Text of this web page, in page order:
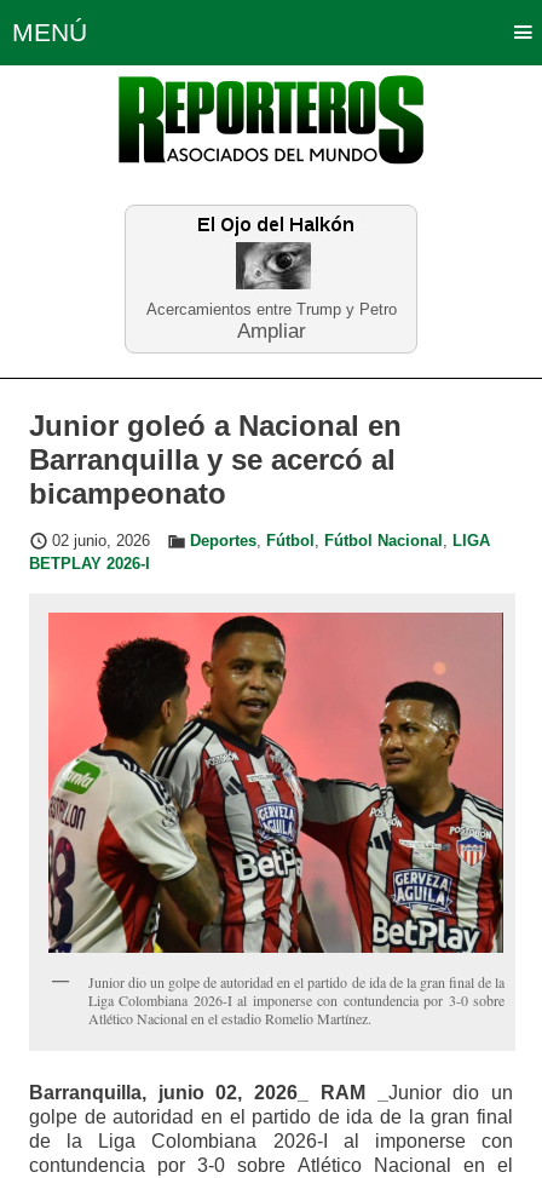
Acercamientos entre Trump y Petro
Ampliar
MENÚ
Política Opinión Bogotá
Planeta Tierra Deportes
Educación Neira
Junior goleó a Nacional en
Barranquilla y se acercó al
bicampeonato
02 junio, 2026 Deportes, Fútbol , Fútbol Nacional , LIGA
BETPLAY 2026-I
Junior dio un golpe de autoridad en el partido de ida de la gran final de la
Liga Colombiana 2026-I al imponerse con contundencia por 3-0 sobre
Atlético Nacional en el estadio Romelio Martínez.
Barranquilla, junio 02, 2026_ RAM _ Junior dio un
golpe de autoridad en el partido de ida de la gran final
de la Liga Colombiana 2026-I al imponerse con
contundencia por 3-0 sobre Atlético Nacional en el